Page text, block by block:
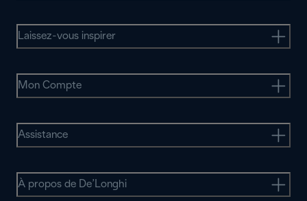
Laissez-vous inspirer
Mon Compte
Assistance
À propos de De’Longhi